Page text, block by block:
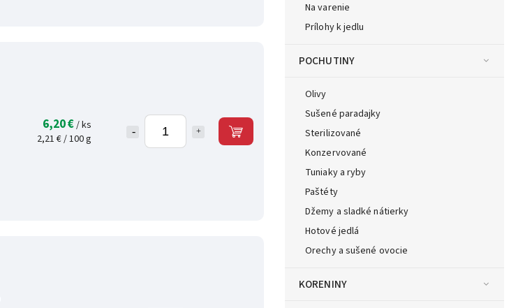
Na varenie
Prílohy k jedlu
POCHUTINY
Olivy
Sušené paradajky
Sterilizované
Konzervované
Tuniaky a ryby
Paštéty
Džemy a sladké nátierky
Hotové jedlá
Orechy a sušené ovocie
KORENINY
6,20 €/ ks
2,21 € / 100 g